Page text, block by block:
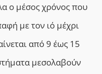
ο μέσος χρόνος που
με τον ιό μέχρι
από 9 έως 15
μεσολαβούν